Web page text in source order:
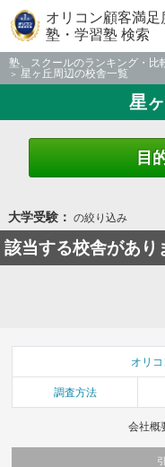
オリコン顧客満
塾・学習塾 検索
塾、スクールのランキング・比
星ヶ丘周辺の校舎一覧
星
目
大学受験： の絞り込み
該当する校舎があり
オリ
調査方法
会社概